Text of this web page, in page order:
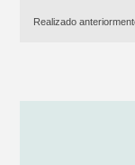
Realizado